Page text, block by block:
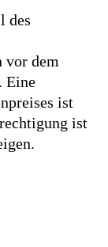
des
vor dem
Eine
ist
ist